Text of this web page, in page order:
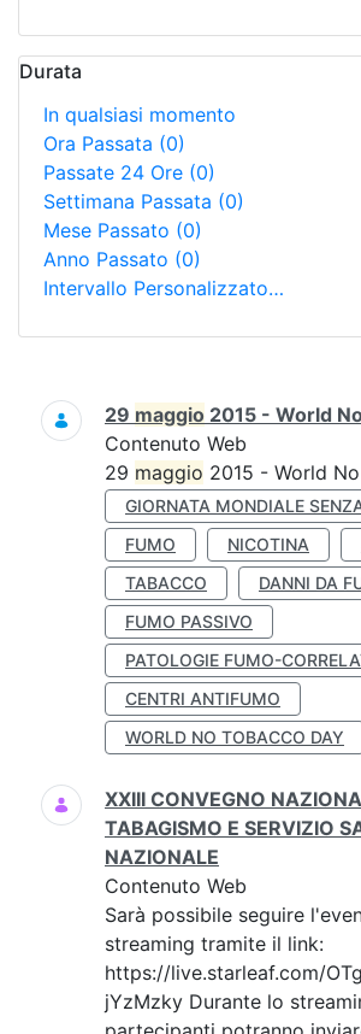
Durata
In qualsiasi momento
Ora Passata (0)
Passate 24 Ore (0)
Settimana Passata (0)
Mese Passato (0)
Anno Passato (0)
Intervallo Personalizzato…
Ricerca
29 maggio 2015 - World
Contenuto Web
29 maggio 2015 - World
GIORNATA MONDIALE
FUMO
NICOTINA
TABACCO
DANNI DA
FUMO PASSIVO
PATOLOGIE FUMO-
CENTRI ANTIFUMO
WORLD NO TOBACCO DAY
XXIII CONVEGNO
TABAGISMO E SERVIZIO
NAZIONALE
Contenuto Web
Sarà possibile seguire
streaming tramite il link:
https://live.starleaf.com/
jYzMzky Durante lo